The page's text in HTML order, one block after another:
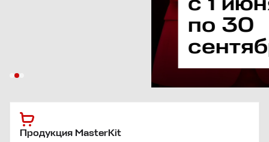
новый кабинет
6 уровней
лояльности
уникальные
возможности
Продукция MasterKit